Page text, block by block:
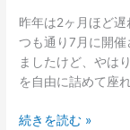
昨年は2ヶ月ほど
つも通り7月に開
ましたけど、やは
を自由に詰めて座
続きを読む »